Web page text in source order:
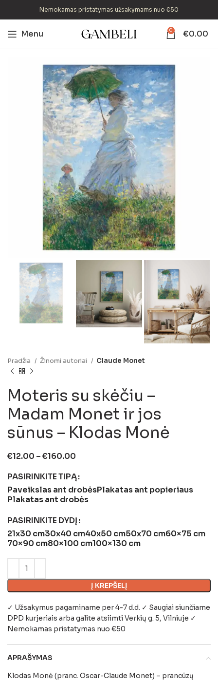
Nemokamas pristatymas užsakymams nuo €50
Menu 0 €0.00
Pradžia Žinomi autoriai Claude Monet
Moteris su skėčiu –
Madam Monet ir jos
sūnus – Klodas Monė
€12.00 –€160.00
PASIRINKITE TIPĄ
Paveikslas ant drobėsPlakatas ant popieriaus
Plakatas ant drobės
PASIRINKITE DYDĮ
21x30 cm30x40 cm40x50 cm50x70 cm60×75 cm
70×90 cm80×100 cm100×130 cm
Į KREPŠELĮ
✓ Užsakymus pagaminame per 4-7 d.d. ✓ Saugiai siunčiame
DPD kurjeriais arba galite atsiimtiVerkių g. 5, Vilniuje ✓
Nemokamas pristatymas nuo €50
APRAŠYMAS
Klodas Monė (pranc. Oscar-Claude Monet) – prancūzų